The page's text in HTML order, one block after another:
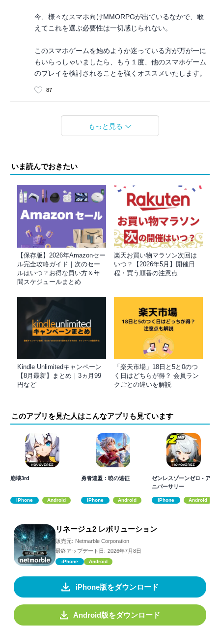
今、様々なスマホ向けMMORPGが出ているなかで、敢
えてこれを選ぶ必要性は一切感じられない。
このスマホゲームを始めようか迷っている方が万が一に
もいらっしゃいましたら、もう１度、他のスマホゲーム
のプレイを検討されることを強くオススメいたします。
87
もっと見る
いま読んでおきたい
【保存版】2026年Amazonセー
ル完全攻略ガイド｜次のセー
ルはいつ？お得な買い方＆年
間スケジュールまとめ
楽天お買い物マラソン次回は
いつ？【2026年5月】開催日
程・買う順番の注意点
Kindle Unlimitedキャンペーン
【8月最新】まとめ｜3ヵ月99
円など
「楽天市場」18日と5と0のつ
く日はどちらが得？ 会員ラン
クごとの違いを解説
このアプリを見た人はこんなアプリも見ています
崩壊3rd
iPhone Android
勇者連盟：暁の遠征
iPhone Android
ゼンレスゾーンゼロ - ア
ニバーサリー
iPhone Android
リネージュ2 レボリューション
販売元: Netmarble Corporation
最終アップデート日: 2026年7月8日
iPhone Android
iPhone版をダウンロード
Android版をダウンロード